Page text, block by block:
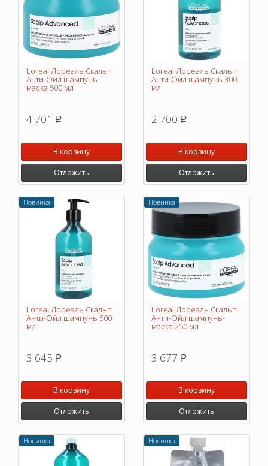
Loreal Лореаль Скальп
Анти-Ойл шампунь-
маска 500 мл
4 701 p
В корзину
Отложить
Loreal Лореаль Скальп
Анти-Ойл шампунь 300
мл
2 700 p
В корзину
Отложить
Новинка
Loreal Лореаль Скальп
Анти-Ойл шампунь 500
мл
3 645 p
В корзину
Отложить
Новинка
Loreal Лореаль Скальп
Анти-Ойл шампунь-
маска 250 мл
3 677 p
В корзину
Отложить
Новинка Новинка